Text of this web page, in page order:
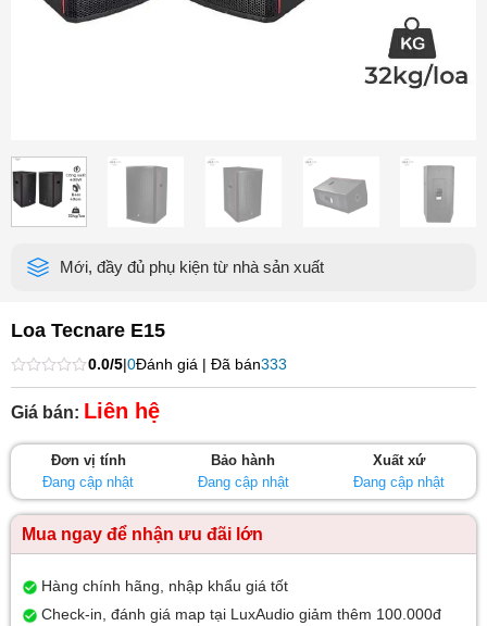
Mới, đầy đủ phụ kiện từ nhà sản xuất
Loa Tecnare E15
Được
xếp
hạng
5
0.0/5|0Đánh giá | Đã bán333
Giá bán: Liên hệ
Đơn vị tính
Đang cập nhật
Bảo hành
Đang cập nhật
Xuất xứ
Đang cập nhật
Mua ngay để nhận ưu đãi lớn
Hàng chính hãng, nhập khẩu giá tốt
Check-in, đánh giá map tại LuxAudio giảm thêm 100.000đ